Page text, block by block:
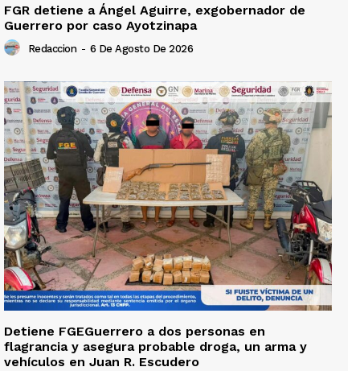
FGR detiene a Ángel Aguirre, exgobernador de
Guerrero por caso Ayotzinapa
Redaccion - 6 De Agosto De 2026
Detiene FGEGuerrero a dos personas en
flagrancia y asegura probable droga, un arma y
vehículos en Juan R. Escudero